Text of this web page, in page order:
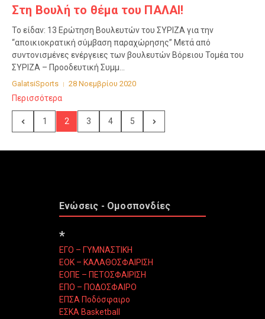
Στη Βουλή το θέμα του ΠΑΛΑΙ!
Το είδαν: 13 Ερώτηση Βουλευτών του ΣΥΡΙΖΑ για την
“αποικιοκρατική σύμβαση παραχώρησης” Μετά από
συντονισμένες ενέργειες των βουλευτών Βόρειου Τομέα του
ΣΥΡΙΖΑ – Προοδευτική Συμμ...
GalatsiSports 28 Νοεμβρίου 2020
Περισσότερα
1 2 3 4 5
Ενώσεις - Ομοσπονδίες
*
ΕΓΟ – ΓΥΜΝΑΣΤΙΚΗ
ΕΟΚ – ΚΑΛΑΘΟΣΦΑΙΡΙΣΗ
ΕΟΠΕ – ΠΕΤΟΣΦΑΙΡΙΣΗ
ΕΠΟ – ΠΟΔΟΣΦΑΙΡΟ
ΕΠΣΑ Ποδόσφαιρο
ΕΣΚΑ Basketball